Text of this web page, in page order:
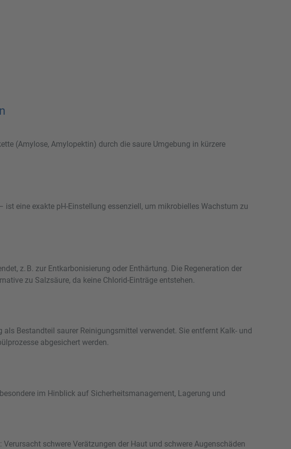
(Amylose, Amylopektin) durch die saure Umgebung in kürzere
eine exakte pH-Einstellung essenziell, um mikrobielles Wachstum zu
z. B. zur Entkarbonisierung oder Enthärtung. Die Regeneration der
zu Salzsäure, da keine Chlorid-Einträge entstehen.
Bestandteil saurer Reinigungsmittel verwendet. Sie entfernt Kalk- und
abgesichert werden.
im Hinblick auf Sicherheitsmanagement, Lagerung und
schwere Verätzungen der Haut und schwere Augenschäden